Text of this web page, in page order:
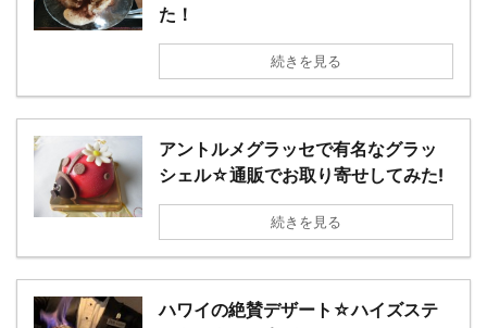
た！
続きを見る
アントルメグラッセで有名なグラッ
シェル☆通販でお取り寄せしてみた!
続きを見る
ハワイの絶賛デザート☆ハイズステ